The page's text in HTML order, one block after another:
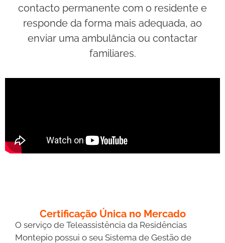
contacto permanente com o residente e
responde da forma mais adequada, ao
enviar uma ambulância ou contactar
familiares.
Certificação Única no Mercado
O serviço de Teleassistência da Residências
Montepio possui o seu Sistema de Gestão de